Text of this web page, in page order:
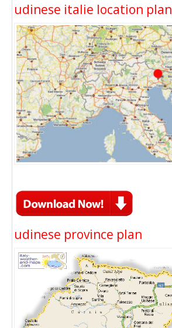
udinese italie location plan
udinese province plan